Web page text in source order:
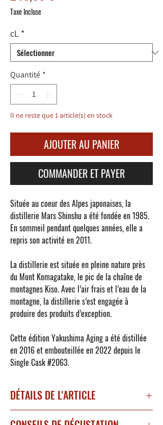
Taxe Incluse
cL *
Quantité *
Il ne reste que 1 article(s) en stock
AJOUTER AU PANIER
COMMANDER ET PAYER
Située au coeur des Alpes japonaises, la
distillerie Mars Shinshua été fondée en 1985.
En sommeil pendant quelques années, elle a
repris son activité en 2011.
La distillerie est située en pleine nature près
du Mont Komagatake, le pic de la chaîne de
montagnes Kiso. Avec l’air frais et l’eau de la
montagne, la distillerie s’est engagée à
produire des produits d’exception.
Cette éditionYakushima Aginga été distillée
en 2016 et embouteillée en 2022 depuis le
Single Cask#2063.
DÉTAILS DE L'ARTICLE